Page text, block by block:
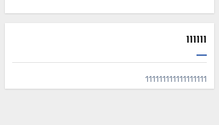
111111
111111111111111111